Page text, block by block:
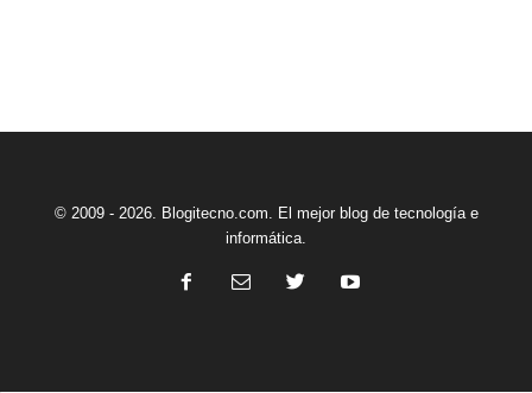
© 2009 - 2026. Blogitecno.com. El mejor blog de tecnología e
informática.